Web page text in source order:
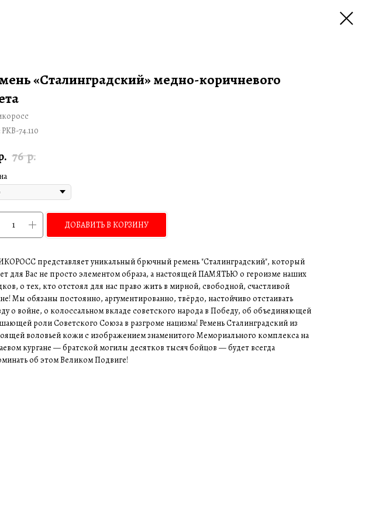
«Сталинградский» медно-коричневого
PKB-74.110
76 р.
ДОБАВИТЬ В КОРЗИНУ
представляет уникальный брючный ремень "Сталинградский", который
для Вас не просто элементом образа, а настоящей ПАМЯТЬЮ о героизме наших
о тех, кто отстоял для нас право жить в мирной, свободной, счастливой
Мы обязаны постоянно, аргументированно, твёрдо, настойчиво отстаивать
о войне, о колоссальном вкладе советского народа в Победу, об объединяющей
роли Советского Союза в разгроме нацизма! Ремень Сталинградский из
воловьей кожи с изображением знаменитого Мемориального комплекса на
кургане — братской могилы десятков тысяч бойцов — будет всегда
об этом Великом Подвиге!